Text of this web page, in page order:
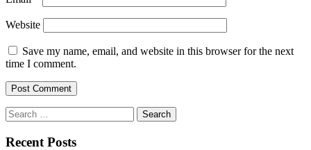
Website
Save my name, email, and website in this browser for the next
time I comment.
Search
for:
Recent Posts